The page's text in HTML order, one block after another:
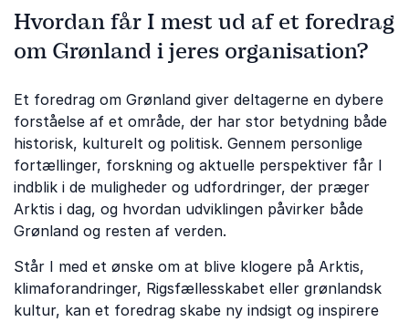
Hvordan får I mest ud af et foredrag
om Grønland i jeres organisation?
Et foredrag om Grønland giver deltagerne en dybere
forståelse af et område, der har stor betydning både
historisk, kulturelt og politisk. Gennem personlige
fortællinger, forskning og aktuelle perspektiver får I
indblik i de muligheder og udfordringer, der præger
Arktis i dag, og hvordan udviklingen påvirker både
Grønland og resten af verden.
Står I med et ønske om at blive klogere på Arktis,
klimaforandringer, Rigsfællesskabet eller grønlandsk
kultur, kan et foredrag skabe ny indsigt og inspirere